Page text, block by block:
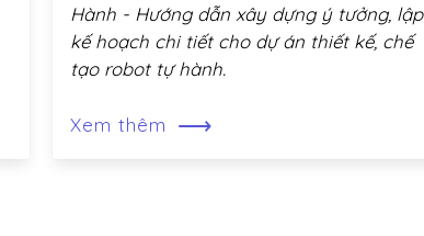
Hành - Hướng dẫn xây dựng ý tưởng, lập
kế hoạch chi tiết cho dự án thiết kế, chế
tạo robot tự hành.
Xem thêm ⟶